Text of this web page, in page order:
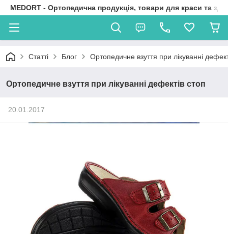
MEDORT - Ортопедична продукція, товари для краси та
Статті Блог Ортопедичне взуття при лікуванні
Ортопедичне взуття при лікуванні дефектів стоп
20.01.2017